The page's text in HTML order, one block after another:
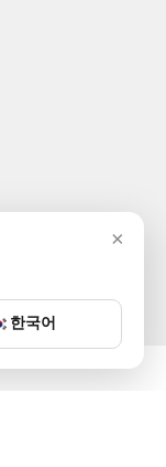
×
한국어